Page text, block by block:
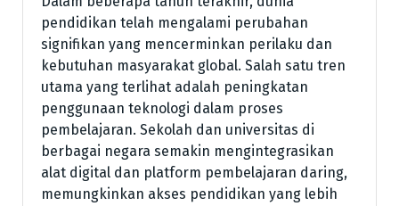
pendidikan telah mengalami perubahan
signifikan yang mencerminkan perilaku dan
kebutuhan masyarakat global. Salah satu tren
utama yang terlihat adalah peningkatan
penggunaan teknologi dalam proses
pembelajaran. Sekolah dan universitas di
berbagai negara semakin mengintegrasikan
alat digital dan platform pembelajaran daring,
memungkinkan akses pendidikan yang lebih